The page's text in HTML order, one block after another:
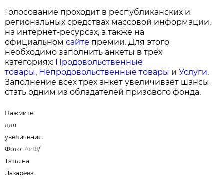
Голосование проходит в республиканских и
региональных средствах массовой информации,
на интернет-ресурсах, а также на
официальномсайте премии. Для этого
необходимо заполнить анкеты в трех
категориях: Продовольственные
товары, Непродовольственные товары иУслуги.
Заполнение всех трех анкет увеличивает шансы
стать одним из обладателей призового фонда.
Нажмите
для
увеличения.
Фото:АиФ/
Татьяна
Лазарева.